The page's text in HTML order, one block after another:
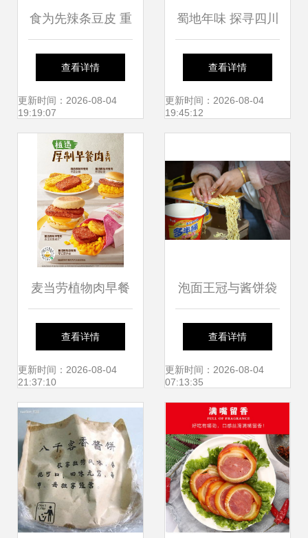
食为先辣条豆皮 重
温80后麻辣记忆的
怀旧零食
查看详情
更新时间：2026-08-04
19:19:07
蜀地年味 探寻四川
农家手工麻辣香肠
与腊肉的匠心传承
查看详情
更新时间：2026-08-04
19:45:12
麦当劳植物肉早餐
当香酱饼袋遇见未
来饮食
查看详情
更新时间：2026-08-04
21:37:10
泡面王冠与酱饼袋
龙袍 草根“武则
天”的走红密码
查看详情
更新时间：2026-08-04
07:13:35